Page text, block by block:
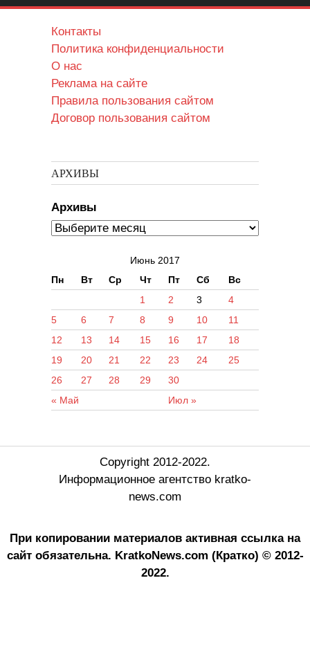
Контакты
Политика конфиденциальности
О нас
Реклама на сайте
Правила пользования сайтом
Договор пользования сайтом
АРХИВЫ
Архивы
Июнь 2017
Пн
Вт Ср Чт Пт Сб Вс
« Май Июл »
1 2 3
4
5
6 7 8 9 10
11
12
13 14 15 16 17
18
19
20 21 22 23 24
25
26
27 28 29 30
Copyright 2012-2022.
Информационное агентство kratko-
news.com
При копировании материалов активная ссылка на
сайт обязательна. KratkoNews.com (Кратко) © 2012-
2022.